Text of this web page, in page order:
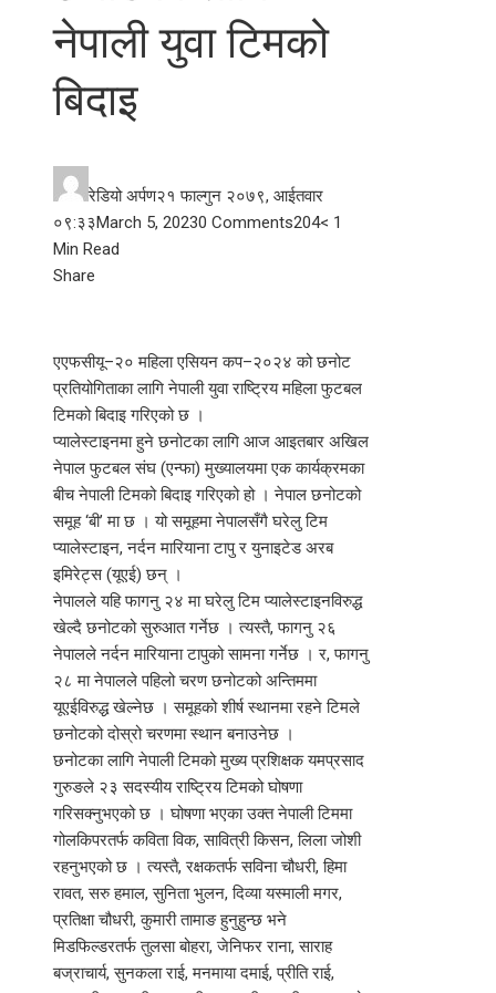
नेपाली युवा टिमको
बिदाइ
रेडियो अर्पण२१ फाल्गुन २०७९, आईतवार
०९:३३March 5, 20230 Comments204< 1
Min Read
Facebook
Twitter
LinkedIn
Pinterest
Stumbleupon
Email
Share
एएफसीयू–२० महिला एसियन कप–२०२४ को छनोट
प्रतियोगिताका लागि नेपाली युवा राष्ट्रिय महिला फुटबल
टिमको बिदाइ गरिएको छ ।
प्यालेस्टाइनमा हुने छनोटका लागि आज आइतबार अखिल
नेपाल फुटबल संघ (एन्फा) मुख्यालयमा एक कार्यक्रमका
बीच नेपाली टिमको बिदाइ गरिएको हो । नेपाल छनोटको
समूह ‘बी’ मा छ । यो समूहमा नेपालसँगै घरेलु टिम
प्यालेस्टाइन, नर्दन मारियाना टापु र युनाइटेड अरब
इमिरेट्स (यूएई) छन् ।
नेपालले यहि फागनु २४ मा घरेलु टिम प्यालेस्टाइनविरुद्ध
खेल्दै छनोटको सुरुआत गर्नेछ । त्यस्तै, फागनु २६
नेपालले नर्दन मारियाना टापुको सामना गर्नेछ । र, फागनु
२८ मा नेपालले पहिलो चरण छनोटको अन्तिममा
यूएईविरुद्ध खेल्नेछ । समूहको शीर्ष स्थानमा रहने टिमले
छनोटको दोस्रो चरणमा स्थान बनाउनेछ ।
छनोटका लागि नेपाली टिमको मुख्य प्रशिक्षक यमप्रसाद
गुरुङले २३ सदस्यीय राष्ट्रिय टिमको घोषणा
गरिसक्नुभएको छ । घोषणा भएका उक्त नेपाली टिममा
गोलकिपरतर्फ कविता विक, सावित्री किसन, लिला जोशी
रहनुभएको छ । त्यस्तै, रक्षकतर्फ सविना चौधरी, हिमा
रावत, सरु हमाल, सुनिता भुलन, दिव्या यस्माली मगर,
प्रतिक्षा चौधरी, कुमारी तामाङ हुनुहुन्छ भने
मिडफिल्डरतर्फ तुलसा बोहरा, जेनिफर राना, साराह
बज्राचार्य, सुनकला राई, मनमाया दमाई, प्रीति राई,